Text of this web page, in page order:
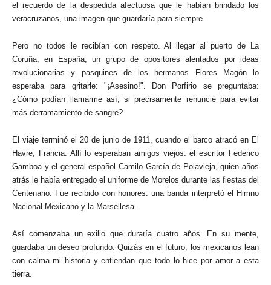
el recuerdo de la despedida afectuosa que le habían brindado los
veracruzanos, una imagen que guardaría para siempre.
Pero no todos le recibían con respeto. Al llegar al puerto de La
Coruña, en España, un grupo de opositores alentados por ideas
revolucionarias y pasquines de los hermanos Flores Magón lo
esperaba para gritarle: "¡Asesino!". Don Porfirio se preguntaba:
¿Cómo podían llamarme así, si precisamente renuncié para evitar
más derramamiento de sangre?
El viaje terminó el 20 de junio de 1911, cuando el barco atracó en El
Havre, Francia. Allí lo esperaban amigos viejos: el escritor Federico
Gamboa y el general español Camilo García de Polavieja, quien años
atrás le había entregado el uniforme de Morelos durante las fiestas del
Centenario. Fue recibido con honores: una banda interpretó el Himno
Nacional Mexicano y la Marsellesa.
Así comenzaba un exilio que duraría cuatro años. En su mente,
guardaba un deseo profundo: Quizás en el futuro, los mexicanos lean
con calma mi historia y entiendan que todo lo hice por amor a esta
tierra.